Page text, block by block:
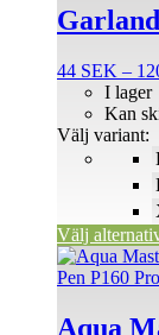
44 SEK –
I lager
Kan
Välj variant:
Välj
produkten
har
varianter.
olika
alternativen
produktsidan
Aqua